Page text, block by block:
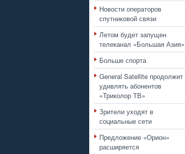
Новости операторов
спутниковой связи
Летом будет запущен
телеканал «Большая Азия»
Больше спорта
General Satellite продолжит
удивлять абонентов
«Триколор ТВ»
Зрители уходят в
социальные сети
Предложение «Орион»
расширяется